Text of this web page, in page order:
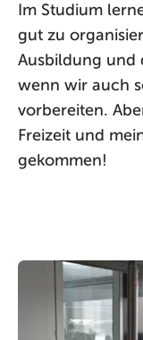
Im Studium
gut zu
Ausbildung und
wenn wir auch
vorbereiten.
Freizeit und
gekommen!